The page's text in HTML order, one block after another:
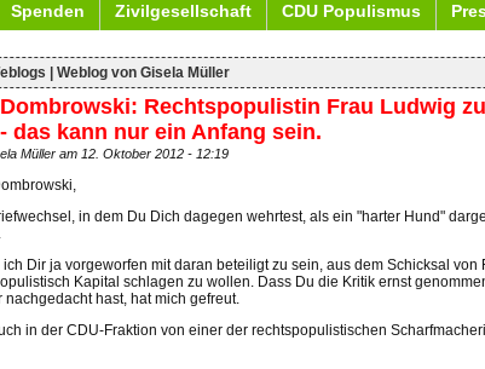
Spenden Zivilgesellschaft CDU Populismus
Weblog von Gisela Müller
Rechtspopulistin Frau Ludwig
das kann nur ein Anfang sein.
Müller am 12. Oktober 2012 - 12:19
in dem Du Dich dagegen wehrtest, als ein "harter Hund"
ich Dir ja vorgeworfen mit daran beteiligt zu sein, aus dem Schicksal von
Kapital schlagen zu wollen. Dass Du die Kritik ernst
nachgedacht hast, hat mich gefreut.
in der CDU-Fraktion von einer der rechtspopulistischen